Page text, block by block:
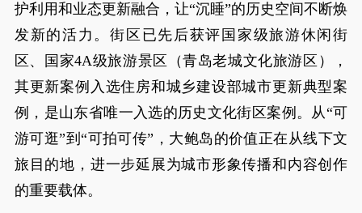
护利用和业态更新融合，让“沉睡”的历史空间不断焕
发新的活力。街区已先后获评国家级旅游休闲街
区、国家4A级旅游景区（青岛老城文化旅游区），
其更新案例入选住房和城乡建设部城市更新典型案
例，是山东省唯一入选的历史文化街区案例。从“可
游可逛”到“可拍可传”，大鲍岛的价值正在从线下文
旅目的地，进一步延展为城市形象传播和内容创作
的重要载体。